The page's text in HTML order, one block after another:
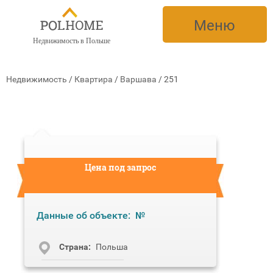
Недвижимость в Польше
Меню
Недвижимость / Квартира / Варшава /251
Цена под запрос
Данные об объекте: №
Cтрана: Польша